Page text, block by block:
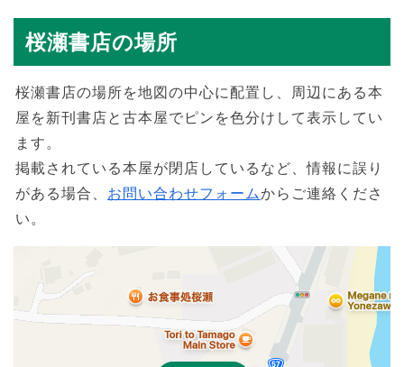
桜瀬書店の場所
桜瀬書店の場所を地図の中心に配置し、周辺にある本
屋を新刊書店と古本屋でピンを色分けして表示してい
ます。
掲載されている本屋が閉店しているなど、情報に誤り
がある場合、 お問い合わせフォームからご連絡くださ
い。